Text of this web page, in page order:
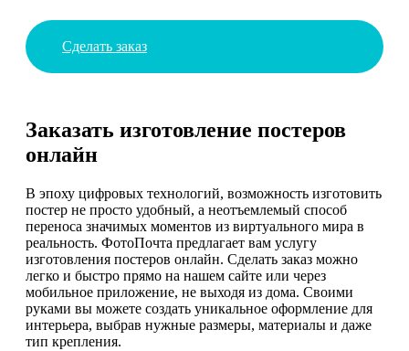
Сделать заказ
Заказать изготовление постеров
онлайн
В эпоху цифровых технологий, возможность изготовить
постер не просто удобный, а неотъемлемый способ
переноса значимых моментов из виртуального мира в
реальность. ФотоПочта предлагает вам услугу
изготовления постеров онлайн. Сделать заказ можно
легко и быстро прямо на нашем сайте или через
мобильное приложение, не выходя из дома. Своими
руками вы можете создать уникальное оформление для
интерьера, выбрав нужные размеры, материалы и даже
тип крепления.